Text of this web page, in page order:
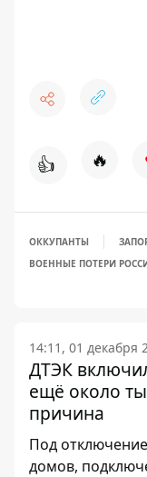
👍 🔥
ОККУПАНТЫ
ВОЕННЫЕ ПОТЕРИ
14:11, 01 декабря
ДТЭК
ещё около
причина
Под
домов,